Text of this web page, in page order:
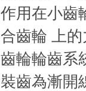
作用在小齒
合齒輪 上
齒輪輪齒系
裝齒為漸開